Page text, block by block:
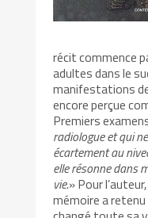
récit commence
adultes dans le
manifestations
encore perçue
Premiers
radiologue et qui
écartement au
elle résonne dans
vie.» Pour
mémoire a